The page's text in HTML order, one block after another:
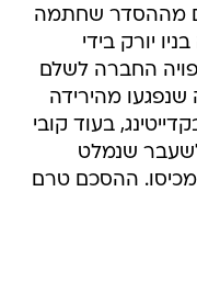
מההסדר שחתמה
יורק בידי
החברה לשלם
שנפגעו מהירידה
בעוד קובי
שנמלט
מיליון דולר מכיסו. ההסכם טרם